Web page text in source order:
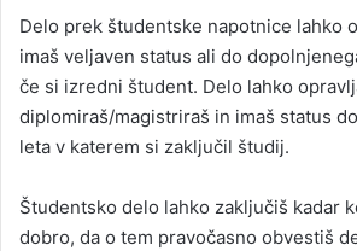
Delo prek študentske napotnice lahko
imaš veljaven status ali do
če si izredni študent. Delo lahko
diplomiraš/magistriraš in imaš status
leta v katerem si zaključil študij.
Študentsko delo lahko zaključiš kadar
dobro, da o tem pravočasno obvestiš